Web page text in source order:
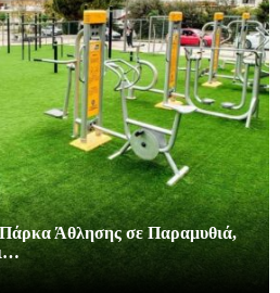
Πάρκα Άθλησης σε Παραμυθιά,